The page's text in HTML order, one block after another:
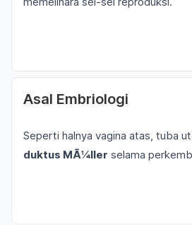
Asal Embriologi
Seperti halnya vagina atas, tuba
duktus MÃ¼ller selama